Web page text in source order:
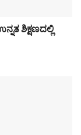
ಶಿಕ್ಷಣದಲ್ಲಿ